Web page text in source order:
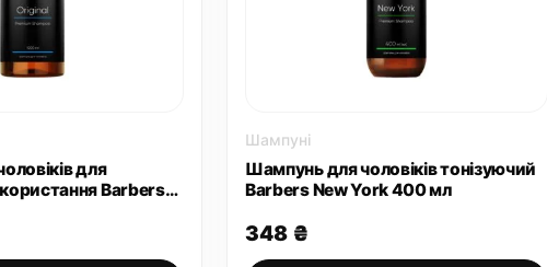
для
Barbers
Шампуні
Шампунь для чоловіків тонізуючий
Barbers New York 400 мл
348 ₴